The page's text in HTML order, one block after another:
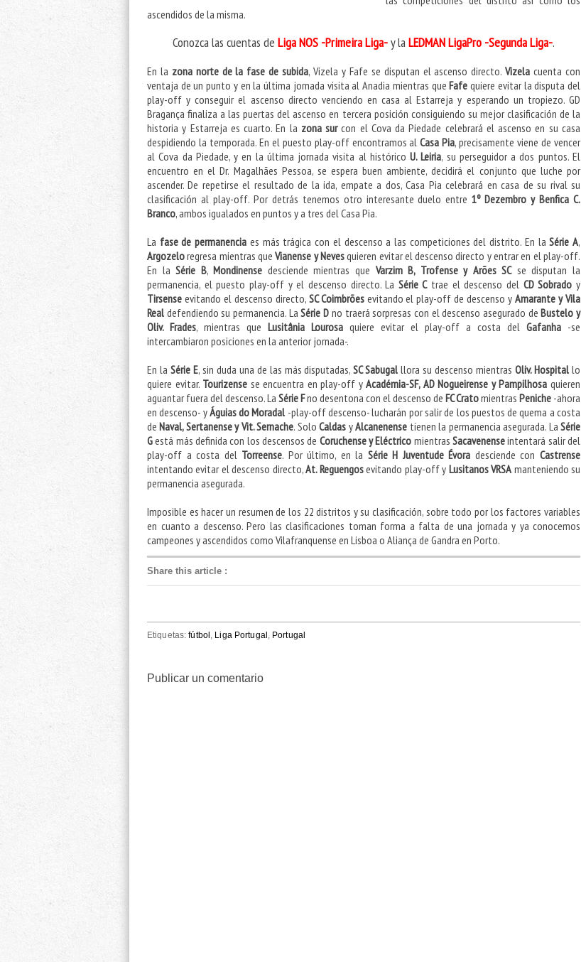
ascendidos de la misma.
Conozca las cuentas de Liga NOS -Primeira Liga-y laLEDMAN LigaPro -Segunda Liga-.
En la zona norte de la fase de subida, Vizela y Fafe se disputan el ascenso directo.Vizela cuenta con
ventaja de un punto y en la última jornada visita al Anadia mientras queFafe quiere evitar la disputa del
play-off y conseguir el ascenso directo venciendo en casa al Estarreja y esperando un tropiezo. GD
Bragança finaliza a las puertas del ascenso en tercera posición consiguiendo su mejor clasificación de la
historia y Estarreja es cuarto. En la zona surcon el Cova da Piedade celebrará el ascenso en su casa
despidiendo la temporada. En el puesto play-off encontramos alCasa Pia, precisamente viene de vencer
al Cova da Piedade, y en la última jornada visita al históricoU. Leiria, su perseguidor a dos puntos. El
encuentro en el Dr. Magalhães Pessoa, se espera buen ambiente, decidirá el conjunto que luche por
ascender. De repetirse el resultado de la ida, empate a dos, Casa Pia celebrará en casa de su rival su
clasificación al play-off. Por detrás tenemos otro interesante duelo entre1º Dezembro y Benfica C.
Branco, ambos igualados en puntos y a tres del Casa Pia.
La fase de permanencia es más trágica con el descenso a las competiciones del distrito. En laSérie A,
Argozeloregresa mientras queVianense y Nevesquieren evitar el descenso directo y entrar en el play-off.
En laSérie B,Mondinense desciende mientras que Varzim B, Trofense y Arões SCse disputan la
permanencia, el puesto play-off y el descenso directo. La Série Ctrae el descenso del CD Sobrado y
Tirsense evitando el descenso directo, SC Coimbrõesevitando el play-off de descenso yAmarante y Vila
Real defendiendo su permanencia. LaSérie D no traerá sorpresas con el descenso asegurado de Bustelo y
Oliv. Frades, mientras que Lusitânia Lourosa quiere evitar el play-off a costa del Gafanha -se
intercambiaron posiciones en la anterior jornada-.
En la Série E, sin duda una de las más disputadas,SC Sabugal llora su descenso mientrasOliv. Hospital lo
quiere evitar. Tourizense se encuentra en play-off yAcadémia-SF, AD Nogueirense y Pampilhosa quieren
aguantar fuera del descenso. La Série Fno desentona con el descenso de FC Cratomientras Peniche -ahora
en descenso- yÁguias do Moradal -play-off descenso- lucharán por salir de los puestos de quema a costa
deNaval, Sertanense y Vit. Sernache. SoloCaldas yAlcanenense tienen la permanencia asegurada. LaSérie
Gestá más definida con los descensos de Coruchense y Eléctrico mientrasSacavenenseintentará salir del
play-off a costa del Torreense. Por último, en la Série H Juventude Évora desciende conCastrense
intentando evitar el descenso directo,At. Reguengosevitando play-off y Lusitanos VRSA manteniendo su
permanencia asegurada.
Imposible es hacer un resumen de los 22 distritos y su clasificación, sobre todo por los factores variables
en cuanto a descenso. Pero las clasificaciones toman forma a falta de una jornada y ya conocemos
campeones y ascendidos como Vilafranquense en Lisboa o Aliança de Gandra en Porto.
Share this article :
Etiquetas:fútbol , Liga Portugal , Portugal
Publicar un comentario